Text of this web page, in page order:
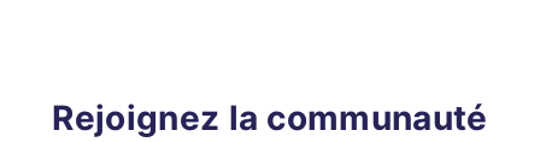
Rejoignez la communauté